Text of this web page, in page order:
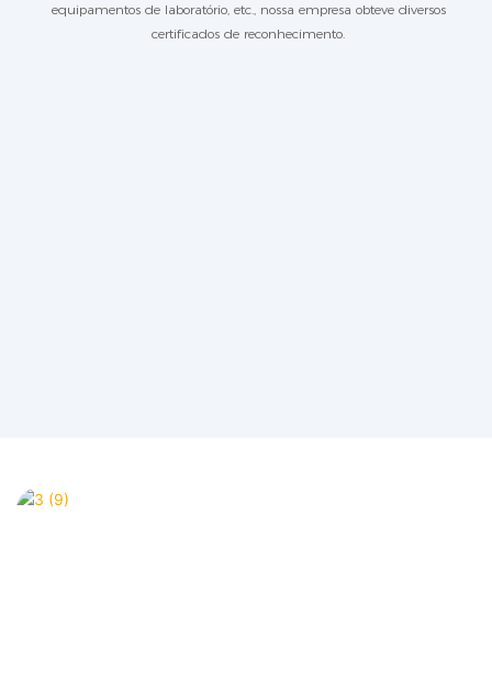
equipamentos de laboratório, etc., nossa empresa obteve diversos
certificados de reconhecimento.